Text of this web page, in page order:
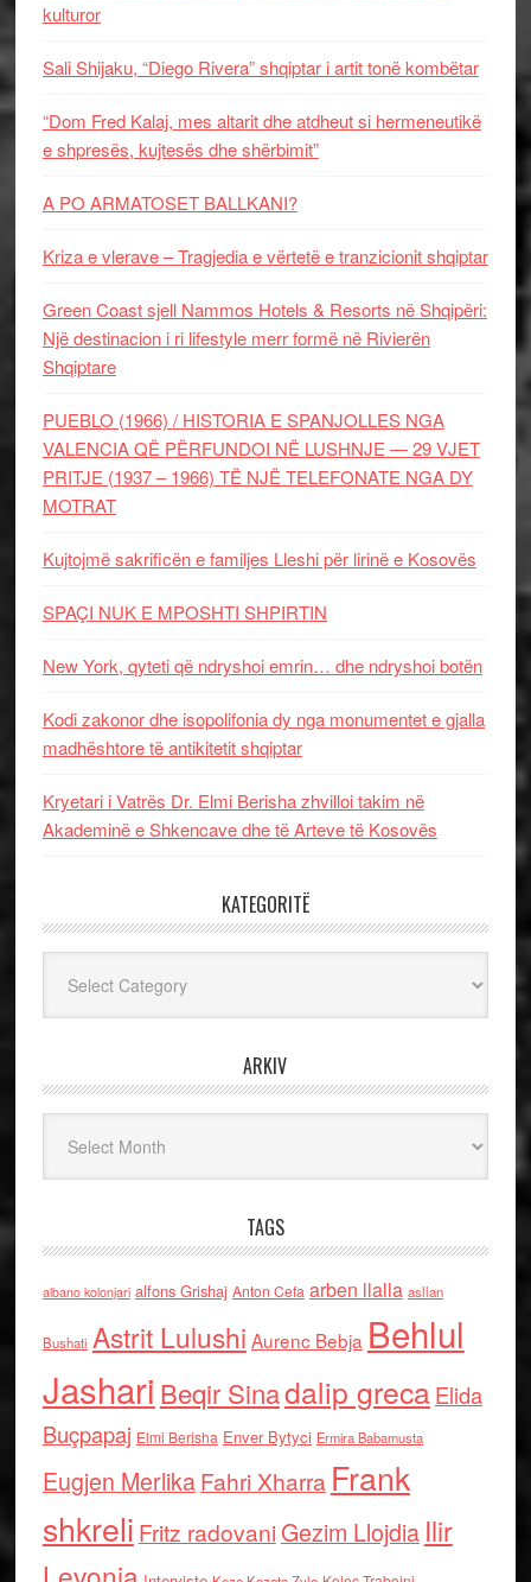
kulturor
Sali Shijaku, “Diego Rivera” shqiptar i artit tonë kombëtar
“Dom Fred Kalaj, mes altarit dhe atdheut si hermeneutikë
e shpresës, kujtesës dhe shërbimit”
A PO ARMATOSET BALLKANI?
Kriza e vlerave – Tragjedia e vërtetë e tranzicionit shqiptar
Green Coast sjell Nammos Hotels & Resorts në Shqipëri:
Një destinacion i ri lifestyle merr formë në Rivierën
Shqiptare
PUEBLO (1966) / HISTORIA E SPANJOLLES NGA
VALENCIA QË PËRFUNDOI NË LUSHNJE — 29 VJET
PRITJE (1937 – 1966) TË NJË TELEFONATE NGA DY
MOTRAT
Kujtojmë sakrificën e familjes Lleshi për lirinë e Kosovës
SPAÇI NUK E MPOSHTI SHPIRTIN
New York, qyteti që ndryshoi emrin… dhe ndryshoi botën
Kodi zakonor dhe isopolifonia dy nga monumentet e gjalla
madhështore të antikitetit shqiptar
Kryetari i Vatrës Dr. Elmi Berisha zhvilloi takim në
Akademinë e Shkencave dhe të Arteve të Kosovës
KATEGORITË
ARKIV
TAGS
albano kolonjari alfons Grishaj Anton Cefa arben llalla asllan
Bushati Astrit Lulushi Aurenc Bebja Behlul
Jashari Beqir Sinadalip grecaElida
Buçpapaj Elmi Berisha Enver Bytyci Ermira Babamusta
Eugjen MerlikaFahri Xharra Frank
shkreli Fritz radovaniGezim Llojdia Ilir